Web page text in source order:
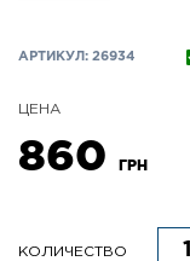
АРТИКУЛ: 26934
ЦЕНА
860 ГРН
КОЛИЧЕСТВО